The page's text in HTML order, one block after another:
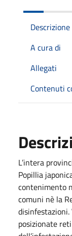
Descrizione
A cura di
Allegati
Contenuti
L’intera
Popillia
contenimento
comuni nè la
posizionate